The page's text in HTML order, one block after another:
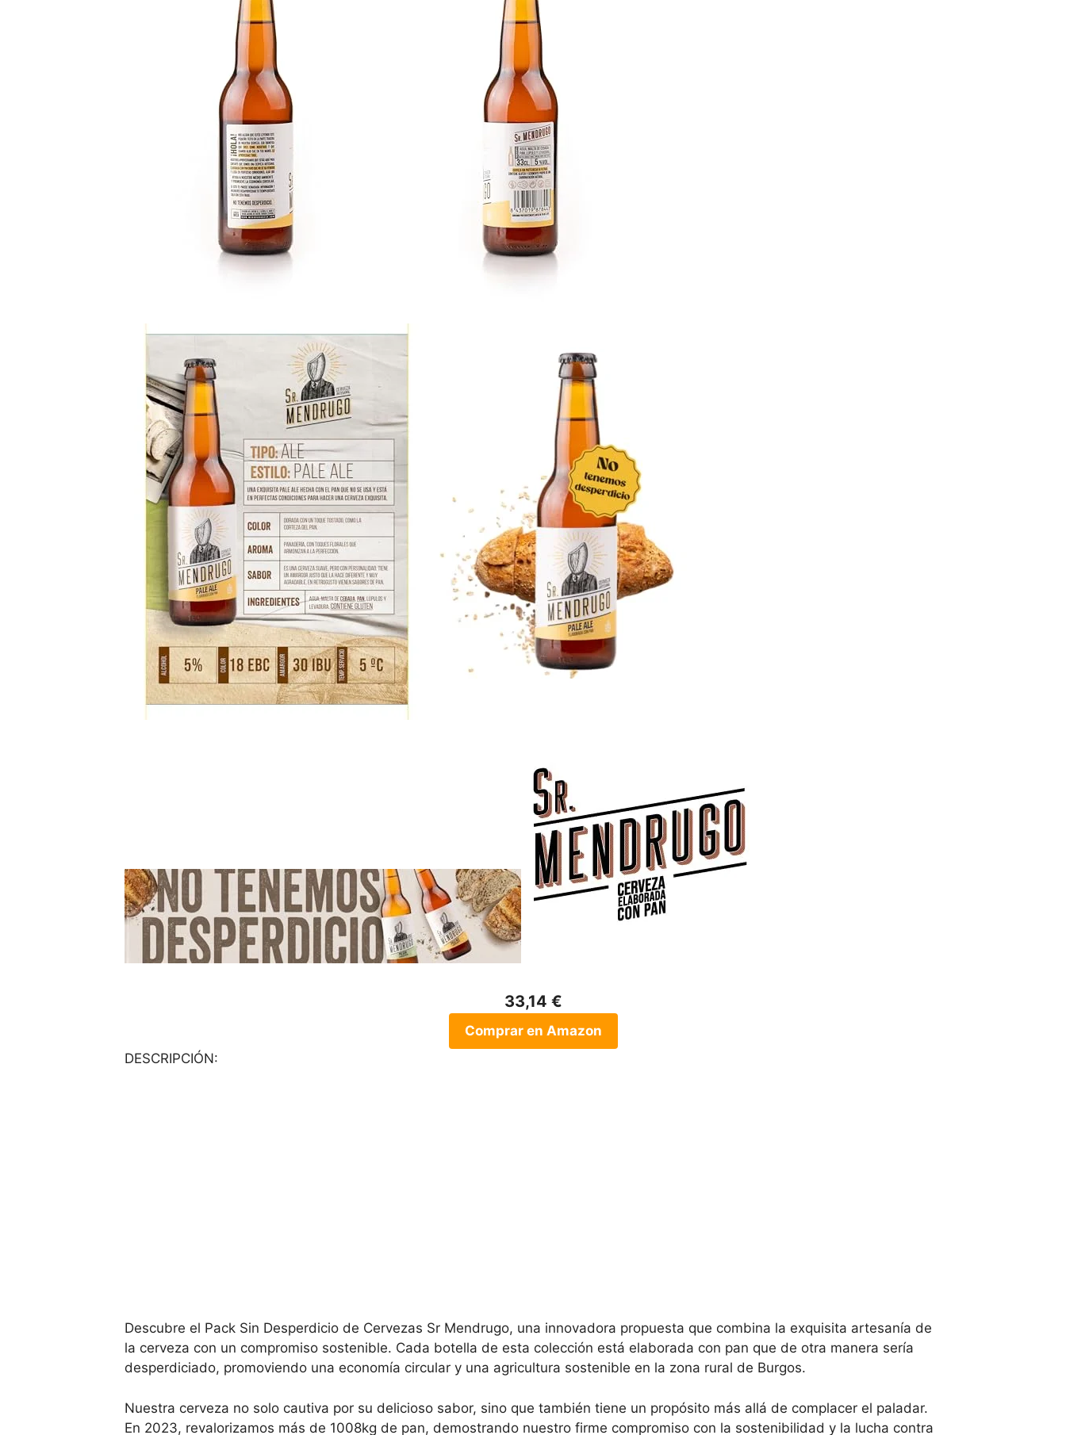
33,14 €
Comprar en Amazon
DESCRIPCIÓN:
Descubre el Pack Sin Desperdicio de Cervezas Sr Mendrugo, una innovadora propuesta que combina la exquisita artesanía de
la cerveza con un compromiso sostenible. Cada botella de esta colección está elaborada con pan que de otra manera sería
desperdiciado, promoviendo una economía circular y una agricultura sostenible en la zona rural de Burgos.
Nuestra cerveza no solo cautiva por su delicioso sabor, sino que también tiene un propósito más allá de complacer el paladar.
En 2023, revalorizamos más de 1008kg de pan, demostrando nuestro firme compromiso con la sostenibilidad y la lucha contra